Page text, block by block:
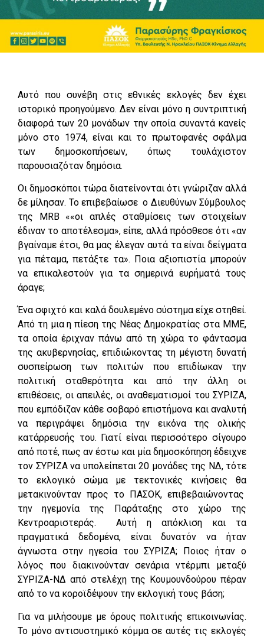
Αυτό που συνέβη στις εθνικές εκλογές δεν έχει
ιστορικό προηγούμενο. Δεν είναι μόνο η συντριπτική
διαφορά των 20 μονάδων την οποία συναντά κανείς
μόνο στο 1974, είναι και το πρωτοφανές σφάλμα
των δημοσκοπήσεων, όπως τουλάχιστον
παρουσιαζόταν δημόσια.
Οι δημοσκόποι τώρα διατείνονται ότι γνώριζαν αλλά
δε μίλησαν. Το επιβεβαίωσε ο Διευθύνων Σύμβουλος
της MRB ««οι απλές σταθμίσεις των στοιχείων
έδιναν το αποτέλεσμα», είπε, αλλά πρόσθεσε ότι «αν
βγαίναμε έτσι, θα μας έλεγαν αυτά τα είναι δείγματα
για πέταμα, πετάξτε τα». Ποια αξιοπιστία μπορούν
να επικαλεστούν για τα σημερινά ευρήματά τους
άραγε;
Ένα σφιχτό και καλά δουλεμένο σύστημα είχε στηθεί.
Από τη μια η πίεση της Νέας Δημοκρατίας στα ΜΜΕ,
τα οποία έριχναν πάνω από τη χώρα το φάντασμα
της ακυβερνησίας, επιδιώκοντας τη μέγιστη δυνατή
συσπείρωση των πολιτών που επιδίωκαν την
πολιτική σταθερότητα και από την άλλη οι
επιθέσεις, οι απειλές, οι αναθεματισμοί του ΣΥΡΙΖΑ,
που εμπόδιζαν κάθε σοβαρό επιστήμονα και αναλυτή
να περιγράψει δημόσια την εικόνα της ολικής
κατάρρευσής του. Γιατί είναι περισσότερο σίγουρο
από ποτέ, πως αν έστω και μία δημοσκόπηση έδειχνε
τον ΣΥΡΙΖΑ να υπολείπεται 20 μονάδες της ΝΔ, τότε
το εκλογικό σώμα με τεκτονικές κινήσεις θα
μετακινούνταν προς το ΠΑΣΟΚ, επιβεβαιώνοντας
την ηγεμονία της Παράταξης στο χώρο της
Κεντροαριστεράς. Αυτή η απόκλιση και τα
πραγματικά δεδομένα, είναι δυνατόν να ήταν
άγνωστα στην ηγεσία του ΣΥΡΙΖΑ; Ποιος ήταν ο
λόγος που διακινούνταν σενάρια ντέρμπι μεταξύ
ΣΥΡΙΖΑ-ΝΔ από στελέχη της Κουμουνδούρου πέραν
από το να κοροϊδέψουν την εκλογική τους βάση;
Για να μιλήσουμε με όρους πολιτικής επικοινωνίας.
Το μόνο αντισυστημικό κόμμα σε αυτές τις εκλογές